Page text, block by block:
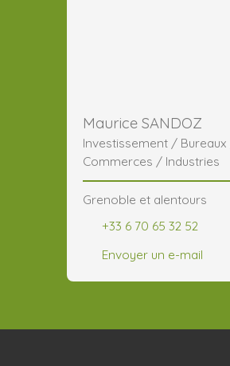
Maurice SANDOZ
Investissement /
Commerces / Industries
Grenoble et alentours
+33 6 70 65 32 52
Envoyer un e-mail